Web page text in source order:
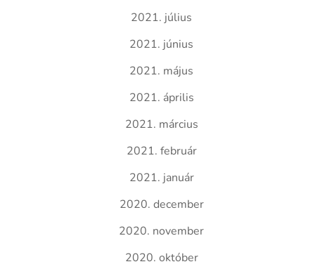
2021. július
2021. június
2021. május
2021. április
2021. március
2021. február
2021. január
2020. december
2020. november
2020. október